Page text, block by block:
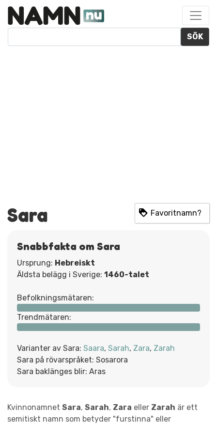
SÖK
Sara Favoritnamn?
Snabbfakta om Sara
Ursprung: Hebreiskt
Äldsta belägg i Sverige: 1460-talet
Befolkningsmätaren:
Trendmätaren:
Varianter av Sara: Saara, Sarah, Zara, Zarah
Sara på rövarspråket: Sosarora
Sara baklänges blir: Aras
Kvinnonamnet Sara, Sarah, Zara eller Zarah är ett
semitiskt namn som betyder "furstinna" eller